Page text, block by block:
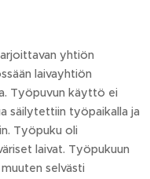
yhtiön
laivayhtiön
Työpuvun käyttö ei
säilytettiin työpaikalla ja
Työpuku oli
laivat. Työpukuun
selvästi